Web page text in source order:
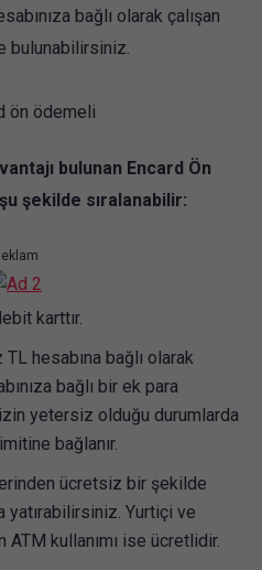
bağlı olarak çalışan
bulunabilirsiniz.
bulunan Encard Ön
şekilde sıralanabilir:
karttır.
hesabına bağlı olarak
bağlı bir ek para
yetersiz olduğu durumlarda
bağlanır.
ücretsiz bir şekilde
yatırabilirsiniz. Yurtiçi ve
ATM kullanımı ise ücretlidir.